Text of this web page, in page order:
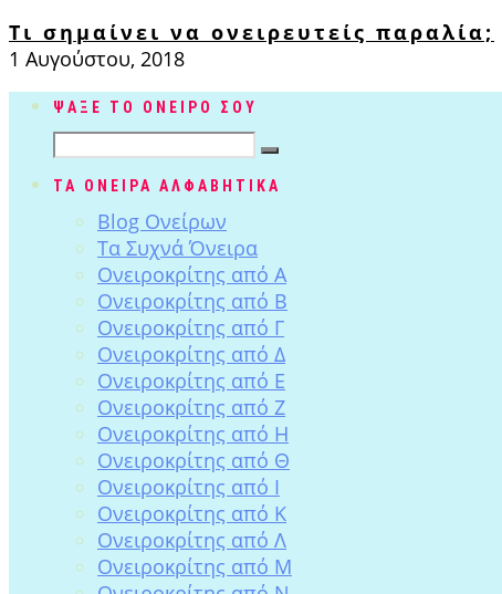
Τι σημαίνει να ονειρευτείς παραλία;
1 Αυγούστου, 2018
ΨΑΞΕ ΤΟ ΟΝΕΙΡΟ ΣΟΥ
ΤΑ ΟΝΕΙΡΑ ΑΛΦΑΒΗΤΙΚΑ
Blog Ονείρων
Tα Συχνά Όνειρα
Ονειροκρίτης από Α
Ονειροκρίτης από Β
Ονειροκρίτης από Γ
Ονειροκρίτης από Δ
Ονειροκρίτης από Ε
Ονειροκρίτης από Ζ
Ονειροκρίτης από Η
Ονειροκρίτης από Θ
Ονειροκρίτης από Ι
Ονειροκρίτης από Κ
Ονειροκρίτης από Λ
Ονειροκρίτης από Μ